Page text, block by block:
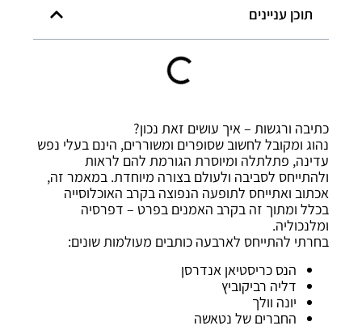
תוכן עניינים
כתיבה ורגשות – איך עושים זאת נכון?
נהוג ומקובל לחשוב שסופרים ומשוררים, הינם בעלי נפש
עדינה, פתלתלה ומיוסרת הגורמת להם לראות
ולהתייחס לסביבה ולעולם בצורה מיוחדת. במאמר זה,
אכתוב ואתייחס לתופעה הנפוצה בקרב האוכלוסייה
בכלל ומתוך זה בקרב האמנים בפרט – דפרסיה
ומלנכוליה.
בחרתי להתייחס לארבעה כותבים מעולמות שונים:
הנס כריסטיאן אנדרסן
דליה רביקוביץ
יונה וולך
החברים של נטאשה